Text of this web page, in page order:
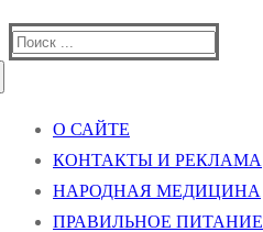
Найти:
О САЙТЕ
КОНТАКТЫ И РЕКЛАМА
НАРОДНАЯ МЕДИЦИНА
ПРАВИЛЬНОЕ ПИТАНИЕ